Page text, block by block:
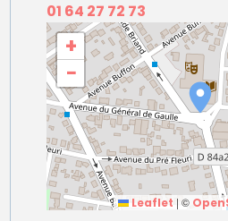
01 64 27 72 73
+
−
Leaflet | ©